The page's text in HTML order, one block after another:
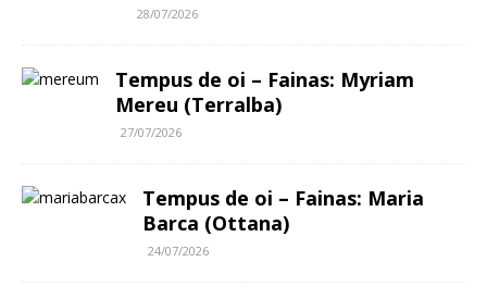
28/07/2026
Tempus de oi – Fainas: Myriam
Mereu (Terralba)
27/07/2026
Tempus de oi – Fainas: Maria
Barca (Ottana)
24/07/2026